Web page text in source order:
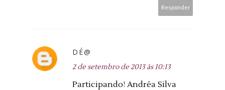
Responder
DÉ@
2 de setembro de 2013 às 10:13
Participando! Andréa Silva